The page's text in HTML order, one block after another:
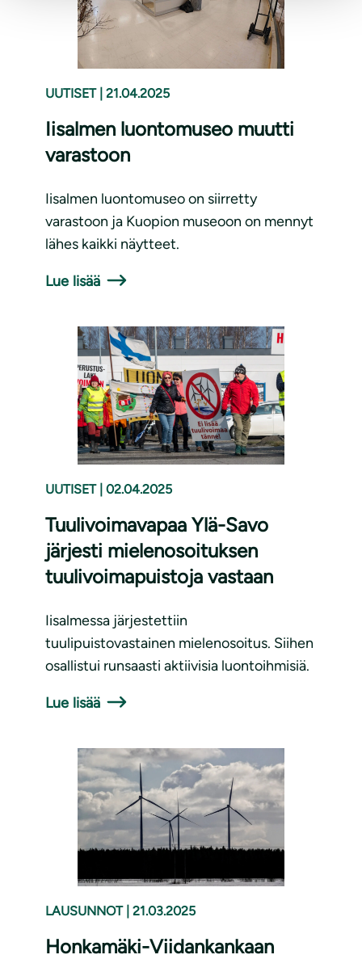
UUTISET 21.04.2025
Iisalmen luontomuseo muutti
varastoon
Iisalmen luontomuseo on siirretty
varastoon ja Kuopion museoon on mennyt
lähes kaikki näytteet.
Lue lisää
UUTISET 02.04.2025
Tuulivoimavapaa Ylä-Savo
järjesti mielenosoituksen
tuulivoimapuistoja vastaan
Iisalmessa järjestettiin
tuulipuistovastainen mielenosoitus. Siihen
osallistui runsaasti aktiivisia luontoihmisiä.
Lue lisää
LAUSUNNOT 21.03.2025
Honkamäki-Viidankankaan